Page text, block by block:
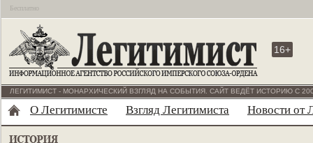
Бесплатно
16+
ЛЕГИТИМИСТ - МОНАРХИЧЕСКИЙ ВЗГЛЯД НА СОБЫТИЯ. САЙТ ВЕДЁТ ИСТОРИЮ С
О Легитимисте Взгляд Легитимиста Новости от